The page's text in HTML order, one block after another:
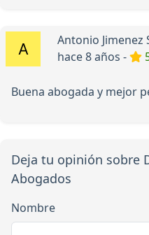
Antonio Jimenez
hace 8 años -
Buena abogada y mejor
Deja tu opinión sobre
Abogados
Nombre